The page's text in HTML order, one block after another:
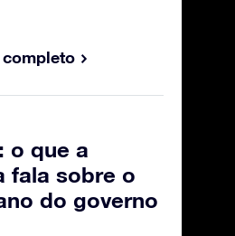
o que a
fala sobre o
do governo